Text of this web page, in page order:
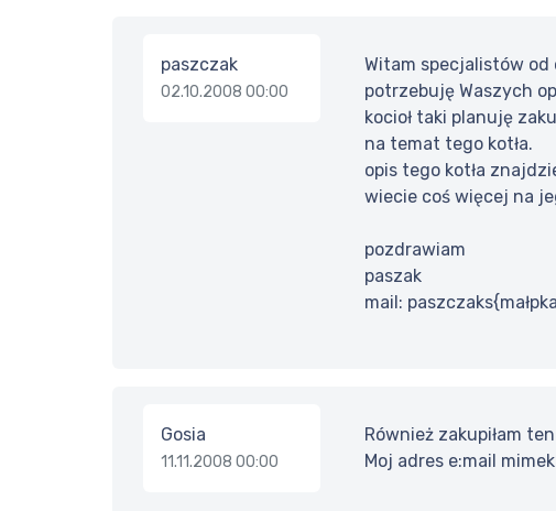
paszczak
02.10.2008 00:00
Witam specjalistów od
potrzebuję Waszych
kocioł taki planuję
na temat tego kotła.
opis tego kotła
wiecie coś więcej na
pozdrawiam
paszak
mail:
Gosia
11.11.2008 00:00
Również zakupiłam
Moj adres e:mail